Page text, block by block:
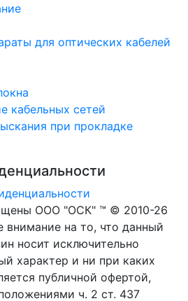
для оптических кабелей
кабельных сетей
при прокладке
ООО "ОСК" ™ © 2010-26
на то, что данный
носит исключительно
характер и ни при каких
публичной офертой,
ч. 2 ст. 437